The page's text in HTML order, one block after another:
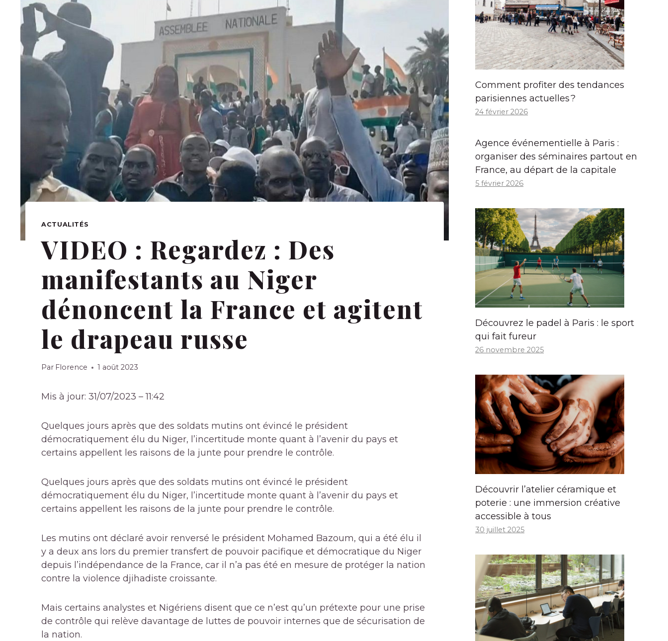
ACTUALITÉS
VIDEO : Regardez : Des
manifestants au Niger
dénoncent la France et agitent
le drapeau russe
Par Florence 1 août 2023
Mis à jour: 31/07/2023 – 11:42
Quelques jours après que des soldats mutins ont évincé le président
démocratiquement élu du Niger, l’incertitude monte quant à l’avenir du pays et
certains appellent les raisons de la junte pour prendre le contrôle.
Quelques jours après que des soldats mutins ont évincé le président
démocratiquement élu du Niger, l’incertitude monte quant à l’avenir du pays et
certains appellent les raisons de la junte pour prendre le contrôle.
Les mutins ont déclaré avoir renversé le président Mohamed Bazoum, qui a été élu il
y a deux ans lors du premier transfert de pouvoir pacifique et démocratique du Niger
depuis l’indépendance de la France, car il n’a pas été en mesure de protéger la nation
contre la violence djihadiste croissante.
Mais certains analystes et Nigériens disent que ce n’est qu’un prétexte pour une prise
de contrôle qui relève davantage de luttes de pouvoir internes que de sécurisation de
la nation.
Comment profiter des tendances
parisiennes actuelles ?
24 février 2026
Agence événementielle à Paris :
organiser des séminaires partout en
France, au départ de la capitale
5 février 2026
Découvrez le padel à Paris : le sport
qui fait fureur
26 novembre 2025
Découvrir l’atelier céramique et
poterie : une immersion créative
accessible à tous
30 juillet 2025